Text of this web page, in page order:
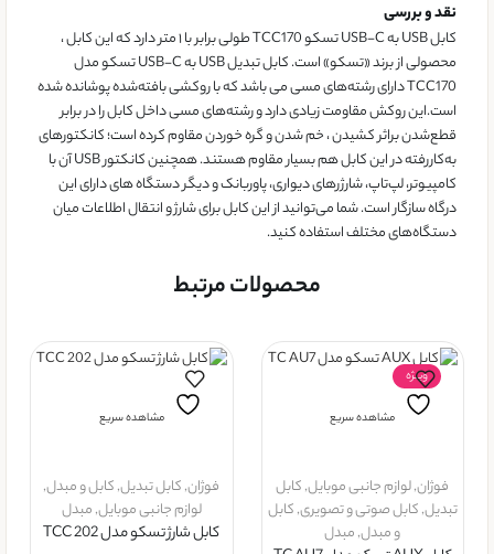
نقد و بررسی
کابل USB به USB-C تسکو TCC170 طولی برابر با ۱ متر دارد که این کابل ،
محصولی از برند «تسکو» است. کابل تبدیل USB به USB-C تسکو مدل
TCC170 دارای رشته‌های مسی می باشد که با روکشی بافته‌شده پوشانده شده
‌است.این روکش مقاومت زیادی دارد و رشته‌های مسی داخل کابل را در برابر
قطع‌شدن براثر کشیدن ، خم شدن و گره خوردن مقاوم کرده است؛ کانکتورهای
به‌کاررفته در این کابل هم بسیار مقاوم هستند. همچنین کانکتور USB آن با
کامپیوتر، لپ‌تاپ، شارژرهای دیواری، پاوربانک و دیگر دستگاه ‌های دارای این
درگاه سازگار است. شما می‌توانید از این کابل برای شارژ و انتقال اطلاعات میان
دستگاه‌های مختلف استفاده کنید.
محصولات مرتبط
ویــژه
مشاهده سریع
فوژان,لوازم جانبی موبایل,کابل
تبدیل,کابل صوتی و تصویری,کابل
و مبدل,مبدل
مشاهده سریع
فوژان,کابل تبدیل,کابل و مبدل,
لوازم جانبی موبایل,مبدل
کابل شارژ تسکو مدل TCC 202